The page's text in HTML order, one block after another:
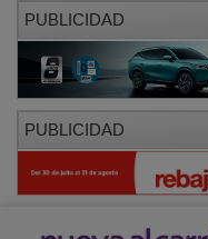
PUBLICIDAD
PUBLICIDAD